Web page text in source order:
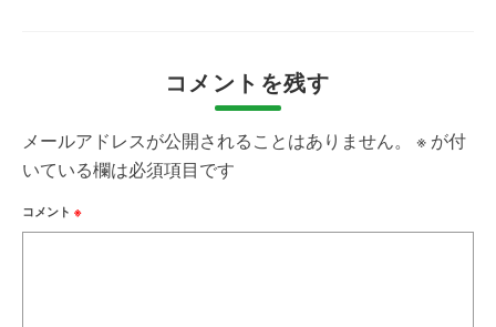
コメントを残す
メールアドレスが公開されることはありません。 ※ が付
いている欄は必須項目です
コメント ※